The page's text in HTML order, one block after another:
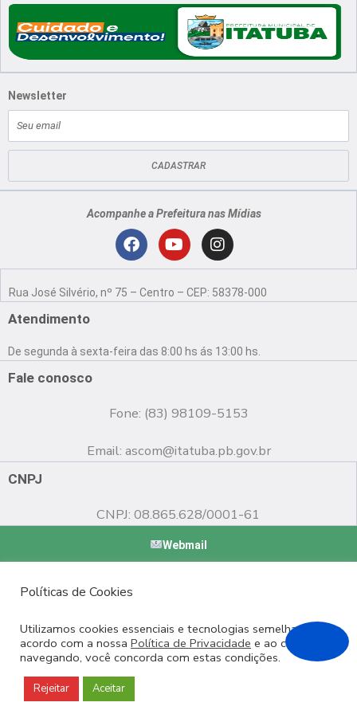
Newsletter
mail
CADASTRAR
Acompanhe a Prefeitura nas Mídias
F
c
o
o
Y
u
b
e
I
n
s
g
r
Rua José Silvério, nº 75 – Centro – CEP: 58378-000
Atendimento
De segunda à sexta-feira das 8:00 hs ás 13:00 hs.
Fale conosco
Fone: (83) 98109-5153
Email: ascom@itatuba.pb.gov.br
CNPJ
CNPJ: 08.865.628/0001-61
Webmail
Políticas de Cookies
Utilizamos cookies essenciais e tecnologias semelhantes de
acordo com a nossa Política de Privacidade e ao continuar
navegando, você concorda com estas condições.
Rejeitar Aceitar